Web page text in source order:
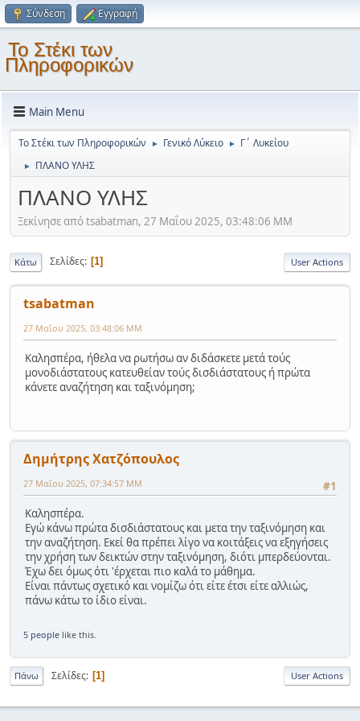
Σύνδεση Εγγραφή
Το Στέκι των
Πληροφορικών
Main Menu
Το Στέκι των Πληροφορικών ► Γενικό Λύκειο ► Γ΄ Λυκείου
► ΠΛΑΝΟ ΥΛΗΣ
ΠΛΑΝΟ ΥΛΗΣ
Ξεκίνησε από tsabatman, 27 Μαΐου 2025, 03:48:06 ΜΜ
Κάτω Σελίδες 1 User Actions
tsabatman
27 Μαΐου 2025, 03:48:06 ΜΜ
Καλησπέρα, ήθελα να ρωτήσω αν διδάσκετε μετά τούς
μονοδιάστατους κατευθείαν τούς δισδιάστατους ή πρώτα
κάνετε αναζήτηση και ταξινόμηση;
Δημήτρης Χατζόπουλος
#1
27 Μαΐου 2025, 07:34:57 ΜΜ
Καλησπέρα.
Εγώ κάνω πρώτα δισδιάστατους και μετα την ταξινόμηση και
την αναζήτηση. Εκεί θα πρέπει λίγο να κοιτάξεις να εξηγήσεις
την χρήση των δεικτών στην ταξινόμηση, διότι μπερδεύονται.
Έχω δει όμως ότι 'έρχεται πιο καλά το μάθημα.
Είναι πάντως σχετικό και νομίζω ότι είτε έτσι είτε αλλιώς,
πάνω κάτω το ίδιο είναι.
5 people like this.
Πάνω Σελίδες 1 User Actions